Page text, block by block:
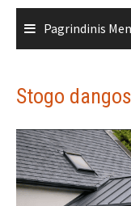
Pagrindinis
Stogo